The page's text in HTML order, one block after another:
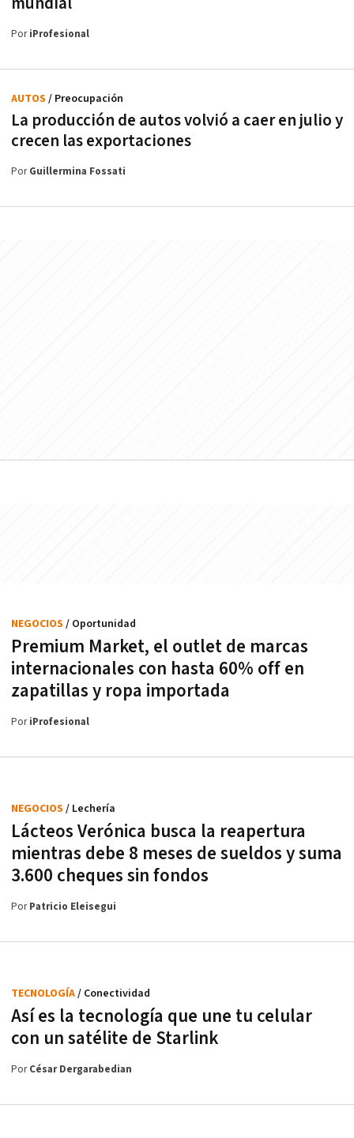
PoriProfesional
La producción de autos volvió a caer en julio y
crecen las exportaciones
AUTOS / Preocupación
PorGuillermina Fossati
Premium Market, el outlet de marcas
internacionales con hasta 60% off en
zapatillas y ropa importada
NEGOCIOS / Oportunidad
PoriProfesional
Lácteos Verónica busca la reapertura
mientras debe 8 meses de sueldos y suma
3.600 cheques sin fondos
NEGOCIOS / Lechería
PorPatricio Eleisegui
Así es la tecnología que une tu celular
con un satélite de Starlink
TECNOLOGÍA/ Conectividad
PorCésar Dergarabedian